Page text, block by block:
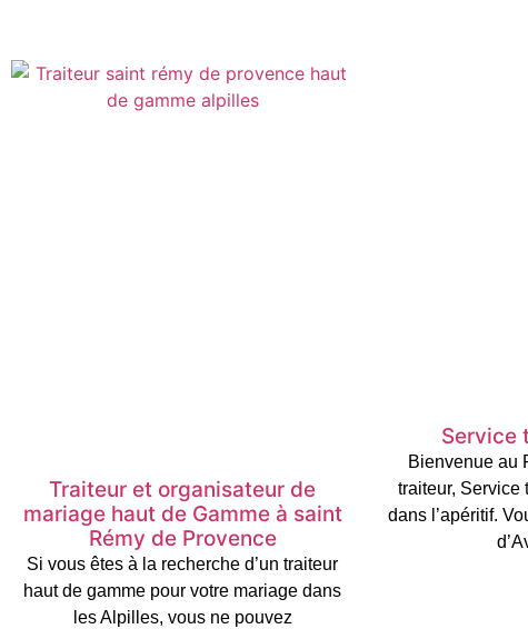
Traiteur et organisateur de
mariage haut de Gamme à saint
Rémy de Provence
Si vous êtes à la recherche d’un traiteur
haut de gamme pour votre mariage dans
les Alpilles, vous ne pouvez
Service
Bienvenue au
traiteur, Service
dans l’apéritif.